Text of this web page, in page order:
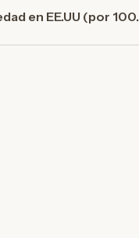
en EE.UU (por